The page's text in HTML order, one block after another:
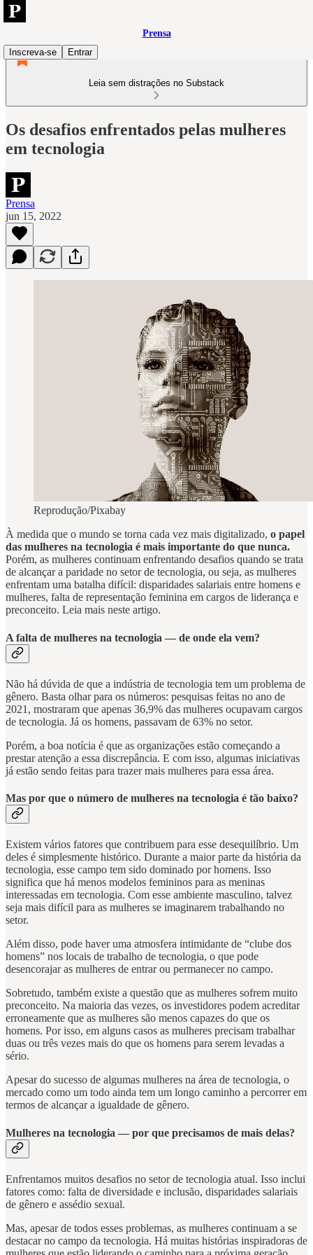
Prensa
Inscreva-se
Entrar
Leia sem distrações no Substack
Os desafios enfrentados pelas mulheres
em tecnologia
Prensa
jun 15, 2022
Reprodução/Pixabay
À medida que o mundo se torna cada vez mais digitalizado, o papel
das mulheres na tecnologia é mais importante do que nunca.
Porém, as mulheres continuam enfrentando desafios quando se trata
de alcançar a paridade no setor de tecnologia, ou seja, as mulheres
enfrentam uma batalha difícil: disparidades salariais entre homens e
mulheres, falta de representação feminina em cargos de liderança e
preconceito. Leia mais neste artigo.
A falta de mulheres na tecnologia — de onde ela vem?
Não há dúvida de que a indústria de tecnologia tem um problema de
gênero. Basta olhar para os números: pesquisas feitas no ano de
2021, mostraram que apenas 36,9% das mulheres ocupavam cargos
de tecnologia. Já os homens, passavam de 63% no setor.
Porém, a boa notícia é que as organizações estão começando a
prestar atenção a essa discrepância. E com isso, algumas iniciativas
já estão sendo feitas para trazer mais mulheres para essa área.
Mas por que o número de mulheres na tecnologia é tão baixo?
Existem vários fatores que contribuem para esse desequilíbrio. Um
deles é simplesmente histórico. Durante a maior parte da história da
tecnologia, esse campo tem sido dominado por homens. Isso
significa que há menos modelos femininos para as meninas
interessadas em tecnologia. Com esse ambiente masculino, talvez
seja mais difícil para as mulheres se imaginarem trabalhando no
setor.
Além disso, pode haver uma atmosfera intimidante de “clube dos
homens” nos locais de trabalho de tecnologia, o que pode
desencorajar as mulheres de entrar ou permanecer no campo.
Sobretudo, também existe a questão que as mulheres sofrem muito
preconceito. Na maioria das vezes, os investidores podem acreditar
erroneamente que as mulheres são menos capazes do que os
homens. Por isso, em alguns casos as mulheres precisam trabalhar
duas ou três vezes mais do que os homens para serem levadas a
sério.
Apesar do sucesso de algumas mulheres na área de tecnologia, o
mercado como um todo ainda tem um longo caminho a percorrer em
termos de alcançar a igualdade de gênero.
Mulheres na tecnologia — por que precisamos de mais delas?
Enfrentamos muitos desafios no setor de tecnologia atual. Isso inclui
fatores como: falta de diversidade e inclusão, disparidades salariais
de gênero e assédio sexual.
Mas, apesar de todos esses problemas, as mulheres continuam a se
destacar no campo da tecnologia. Há muitas histórias inspiradoras de